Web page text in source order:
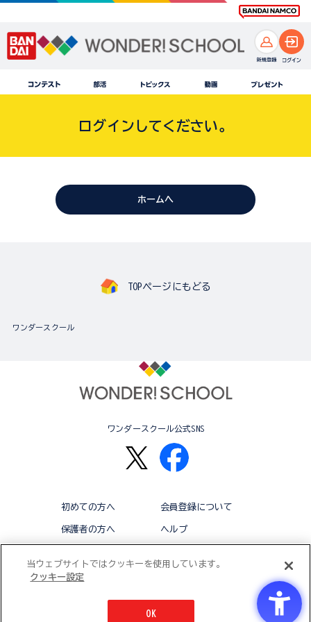
ログインしてください。
ホームへ
TOPページにもどる
ワンダースクール
ワンダースクール公式SNS
初めての方へ 会員登録について
保護者の方へ ヘルプ
© BANDAI CO.,LTD 2015 ALL RIGHTS RESERVED
当ウェブサイトではクッキーを使用しています。
クッキー設定
OK